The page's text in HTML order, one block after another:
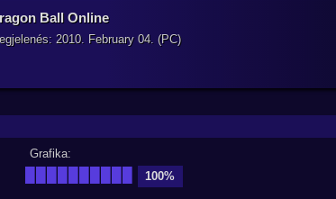
Ball Online
2010. February 04. (PC)
Grafika:
100%